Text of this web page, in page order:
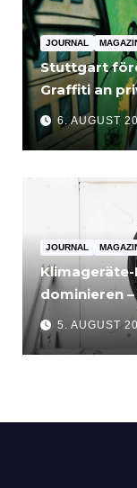
JOURNAL
Stuttgart
Graffiti an
bis 3.500
6. AUGUST
JOURNAL
dominieren
5. AUGUST